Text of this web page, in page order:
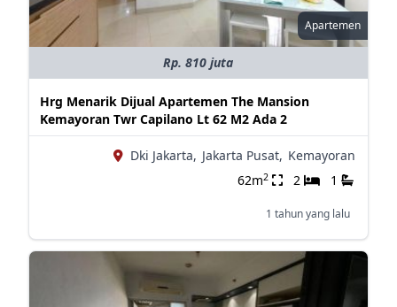
Apartemen
Rp. 810 juta
Hrg Menarik Dijual Apartemen The Mansion
Kemayoran Twr Capilano Lt 62 M2 Ada 2
Dki Jakarta, Jakarta Pusat, Kemayoran
62m2 2 1
1 tahun yang lalu